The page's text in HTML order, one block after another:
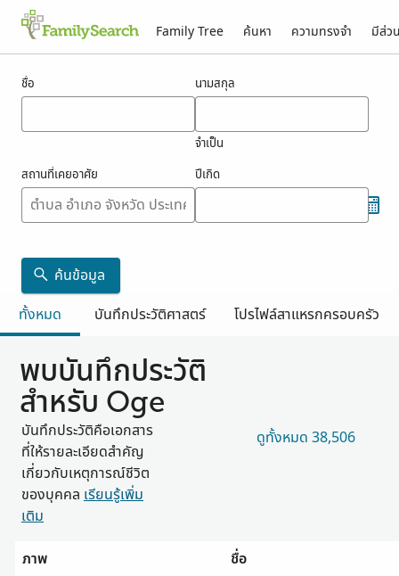
Family Tree ค้นหา ความทรงจำ มีส่ว
ชื่อ นามสกุล
จำเป็น
สถานที่เคยอาศัย
ปีเกิด
ค้นข้อมูล
ทั้งหมด
บันทึกประวัติศาสตร์ โปรไฟล์สาแหรกครอบครัว
พบบันทึกประวัติ
สำหรับ Oge
บันทึกประวัติคือเอกสาร
ที่ให้รายละเอียดสำคัญ
เกี่ยวกับเหตุการณ์ชีวิต
ของบุคคล เรียนรู้เพิ่ม
เติม
ดูทั้งหมด 38,506
ภาพ
ชื่อ